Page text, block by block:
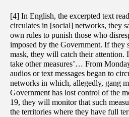
[4] In English, the excerpted text
circulates in [social] networks, they
own rules to punish those who
imposed by the Government. If they
mask, they will catch their attention.
take other measures’… From
audios or text messages began to
networks in which, allegedly, gang
Government has lost control of the
19, they will monitor that such
the territories where they have full